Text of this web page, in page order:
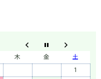
木 金
土
1